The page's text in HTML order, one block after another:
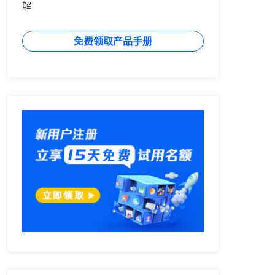
解
免费领取产品手册